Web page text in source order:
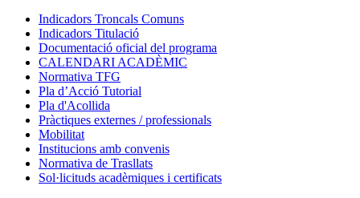
Indicadors Troncals Comuns
Indicadors Titulació
Documentació oficial del programa
CALENDARI ACADÈMIC
Normativa TFG
Pla d’Acció Tutorial
Pla d'Acollida
Pràctiques externes / professionals
Mobilitat
Institucions amb convenis
Normativa de Trasllats
Sol·licituds acadèmiques i certificats